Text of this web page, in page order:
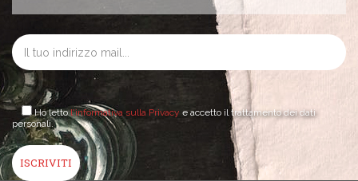
Ho lettol'informativa sulla Privacy e accetto il trattamento dei dati
personali.